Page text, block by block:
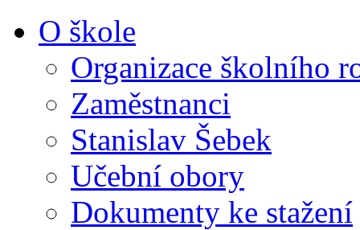
O škole
Organizace školního
Zaměstnanci
Stanislav Šebek
Učební obory
Dokumenty ke stažení